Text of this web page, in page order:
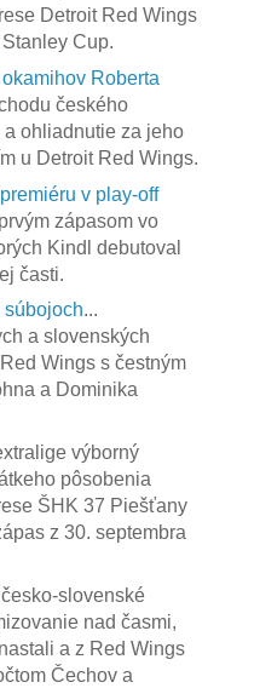
Detroit Red Wings
Cup.
Roberta
českého
ohliadnutie za jeho
u Detroit Red Wings.
v play-off
zápasom vo
Kindl debutoval
časti.
...
a slovenských
Wings s čestným
a Dominika
výborný
pôsobenia
ŠHK 37 Piešťany
z 30. septembra
slovenské
nad časmi,
a z Red Wings
Čechov a